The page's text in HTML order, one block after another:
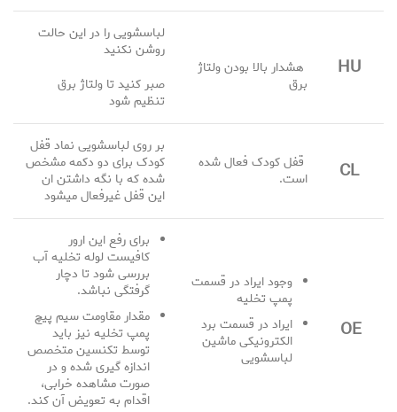
HU
هشدار بالا بودن ولتاژ
برق
لباسشویی را در این حالت
روشن نکنید
صبر کنید تا ولتاژ برق
تنظیم شود
CL
قفل کودک فعال شده
است.
بر روی لباسشویی نماد قفل
کودک برای دو دکمه مشخص
شده که با نگه داشتن ان
این قفل غیرفعال میشود
OE
وجود ایراد در قسمت
پمپ تخلیه
ایراد در قسمت برد
الکترونیکی ماشین
لباسشویی
برای رفع این ارور
کافیست لوله تخلیه آب
بررسی شود تا دچار
گرفتگی نباشد.
مقدار مقاومت سیم پیچ
پمپ تخلیه نیز باید
توسط تکنسین متخصص
اندازه گیری شده و در
صورت مشاهده خرابی،
اقدام به تعویض آن کند.